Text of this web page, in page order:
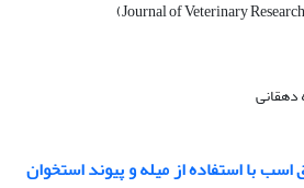
دهقانی
با استفاده از میله و پیوند استخوان